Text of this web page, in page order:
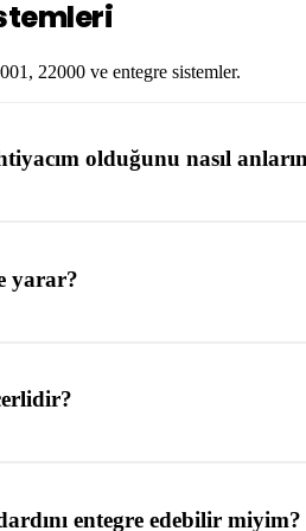
22000 ve entegre sistemler.
olduğunu nasıl
yarar?
entegre edebilir miyim?